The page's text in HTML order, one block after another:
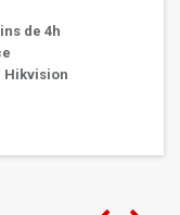
de 4h
Hikvision